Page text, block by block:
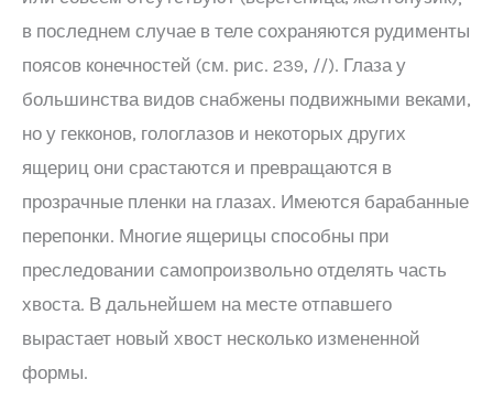
в последнем случае в теле сохраняются рудименты
поясов конечностей (см. рис. 239, //). Глаза у
большинства видов снабжены подвижными веками,
но у гекконов, гологлазов и некоторых других
ящериц они срастаются и превращаются в
прозрачные пленки на глазах. Имеются барабанные
перепонки. Многие ящерицы способны при
преследовании самопроизвольно отделять часть
хвоста. В дальнейшем на месте отпавшего
вырастает новый хвост несколько измененной
формы.